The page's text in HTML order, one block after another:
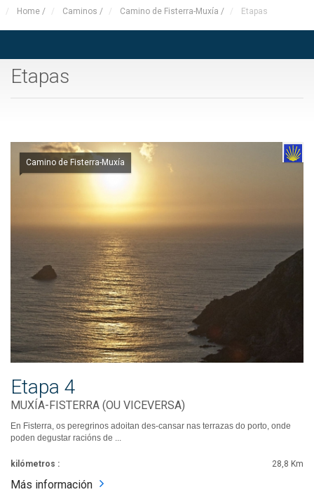
Home / Caminos / Camino de Fisterra-Muxía / Etapas
Etapas
Camino de Fisterra-Muxía
Etapa 4
MUXÍA-FISTERRA (OU VICEVERSA)
En Fisterra, os peregrinos adoitan des-cansar nas terrazas do porto, onde
poden degustar racións de ...
kilómetros : 28,8 Km
Más información